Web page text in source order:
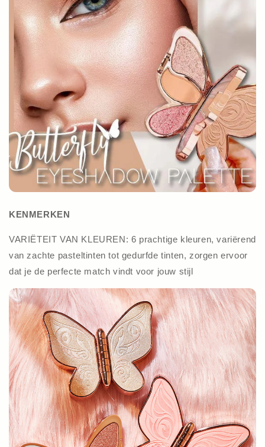
KENMERKEN
VARIËTEIT VAN KLEUREN: 6 prachtige kleuren, variërend
van zachte pasteltinten tot gedurfde tinten, zorgen ervoor
dat je de perfecte match vindt voor jouw stijl